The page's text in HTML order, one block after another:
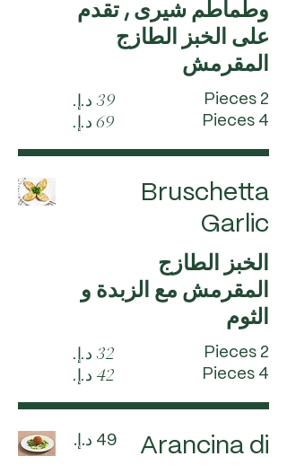
وطماطم شيرى , تقدم
على الخبز الطازج
المقرمش
2 Pieces
4 Pieces
Bruschetta
Garlic
الخبز الطازج
المقرمش مع الزبدة و
الثوم
2 Pieces
4 Pieces
Arancina di